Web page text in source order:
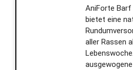
AniForte
bietet eine
aller Rassen